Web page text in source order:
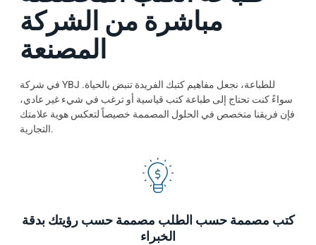
مباشرة من الشركة
المصنعة
في شركة YBJ للطباعة، نجعل مفاهيم كتبك الفريدة تنبض بالحياة.
سواءً كنت تحتاج إلى طباعة كتب قياسية أو ترغب في شيء غير عادي،
فإن فريقنا متخصص في الحلول المصممة خصيصاً لتعكس هوية علامتك
التجارية.
كتب مصممة حسب الطلب مصممة حسب رؤيتك بدقة
الخبراء